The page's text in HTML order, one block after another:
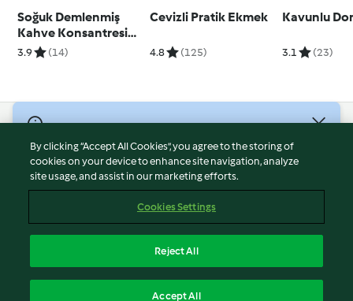
Soğuk Demlenmiş
Kahve Konsantresi
(Cold Brew
3.9 (14)
Cevizli Pratik Ekmek
4.8 (125)
Kavunlu
3.1 (23)
Hizmet Koşulları
Gizlilik Politikası
Firma Bilgileri
İçeriği bildir
By clicking “Accept All Cookies”, you agree to the storing of
cookies on your device to enhance site navigation, analyze
site usage, and assist in our marketing efforts.
Cookies Settings
Reject All
Accept All